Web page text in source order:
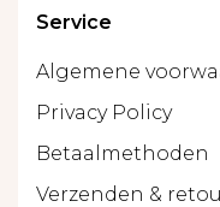
Service
Algemene
Privacy Policy
Betaalmethoden
Verzenden &